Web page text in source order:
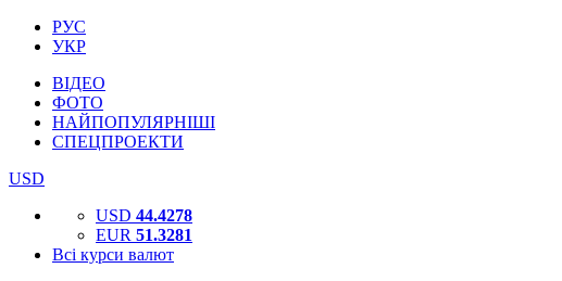
РУС
УКР
ВІДЕО
ФОТО
НАЙПОПУЛЯРНІШІ
СПЕЦПРОЕКТИ
USD
USD 44.4278
EUR 51.3281
Всі курси валют